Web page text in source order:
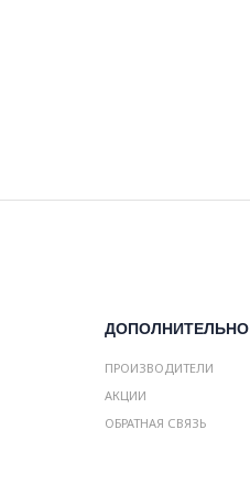
ДОПОЛНИТЕЛЬНО
ПРОИЗВОДИТЕЛИ
АКЦИИ
ОБРАТНАЯ СВЯЗЬ